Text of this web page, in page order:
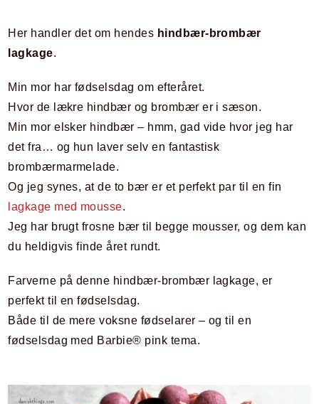
Her handler det om hendes hindbær-brombær
lagkage.
Min mor har fødselsdag om efteråret.
Hvor de lækre hindbær og brombær er i sæson.
Min mor elsker hindbær – hmm, gad vide hvor jeg har
det fra… og hun laver selv en fantastisk
brombærmarmelade.
Og jeg synes, at de to bær er et perfekt par til en fin
lagkage med mousse.
Jeg har brugt frosne bær til begge mousser, og dem kan
du heldigvis finde året rundt.
Farverne på denne hindbær-brombær lagkage, er
perfekt til en fødselsdag.
Både til de mere voksne fødselarer – og til en
fødselsdag med Barbie® pink tema.